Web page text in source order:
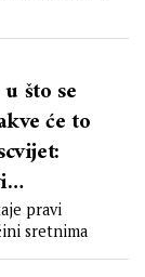
što se
će to
čini
pravi
sretnima